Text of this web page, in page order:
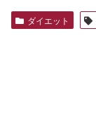
ダイエット